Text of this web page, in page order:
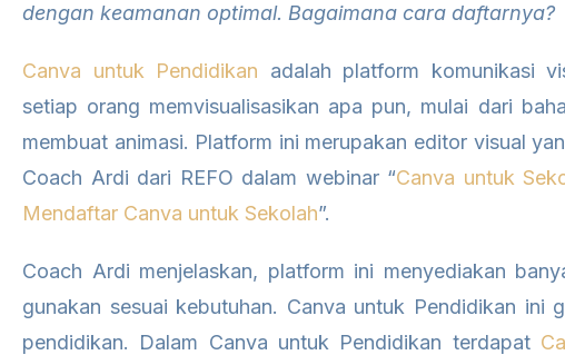
dengan keamanan optimal. Bagaimana cara daftarnya?
Canva untuk Pendidikan adalah platform komunikasi
setiap orang memvisualisasikan apa pun, mulai dari
membuat animasi. Platform ini merupakan editor visual
Coach Ardi dari REFO dalam webinar “Canva untuk
Mendaftar Canva untuk Sekolah”.
Coach Ardi menjelaskan, platform ini menyediakan
gunakan sesuai kebutuhan. Canva untuk Pendidikan ini
pendidikan. Dalam Canva untuk Pendidikan terdapat